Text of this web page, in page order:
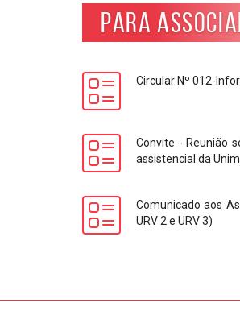
Para
Circular Nº 012-
Convite - Reunião
assistencial da
Comunicado aos
URV 2 e URV 3)